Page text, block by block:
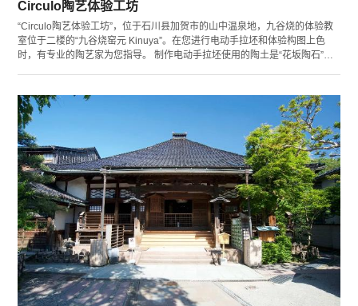
Circulo陶艺体验工坊
“Circulo陶艺体验工坊”，位于石川县加贺市的山中温泉地，九谷烧的体验教
室位于二楼的“九谷烧窑元 Kinuya”。在您进行电动手拉坯和体验构图上色
时，有专业的陶艺家为您指导。 制作电动手拉坯使用的陶土是“花坂陶石”，
体验则是使用考究的画具。在这里可充分的享受到烧窑、手作陶器的乐趣。
不管是山中温泉的吉祥物“小碗人”为构图的“小碗人马克杯”，还是可感受到山
中温泉历史的“浴衣娘”人偶的绘图等等，都可在此处体验。体验的时间约需
15分～1小时，您可轻松参与。 附近的景点有山中温泉的名胜“鹤仙峡”黑谷
桥，您可在这里欣赏四季变化的美景，特别是入秋之际的红叶非常壮美。